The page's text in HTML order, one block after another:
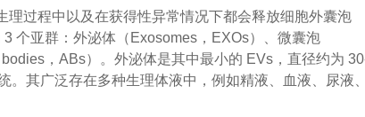
过程中以及在获得性异常情况下都会释放细胞外囊泡
个亚群：外泌体（Exosomes，EXOs）、微囊泡
，ABs）。外泌体是其中最小的 EVs，直径约为
其广泛存在多种生理体液中，例如精液、血液、尿液